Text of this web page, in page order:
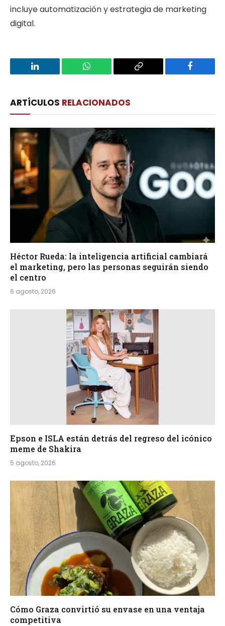
incluye automatización y estrategia de marketing
digital.
LinkedIn WhatsApp
Copy
Facebook
ARTÍCULOS RELACIONADOS
Héctor Rueda: la inteligencia artificial cambiará
el marketing, pero las personas seguirán siendo
el centro
6 agosto, 2026
Epson e ISLA están detrás del regreso del icónico
meme de Shakira
5 agosto, 2026
Cómo Graza convirtió su envase en una ventaja
competitiva